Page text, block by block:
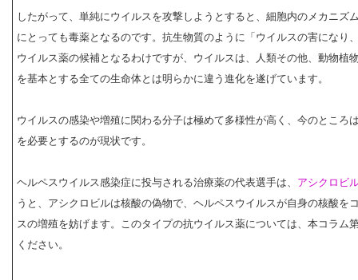
したがって、単純にウイルスを攻撃しようとすると、細胞内のメカニズ
にとっても毒薬となるのです。抗生物質のように「ウイルスの害になり
ウイルス薬の候補となるわけですが、ウイルスは、人類その他、動物植
を基本とする全ての生命体とは明らかに違う進化を遂げています。
ウイルスの感染や増殖に関わる分子は極めて多様性が高く、今のところ
を必要とするのが現状です。
ヘルペスウイルス感染症に投与される治療薬の代表選手は、 アシクロビ
うと、アシクロビルは核酸の偽物で、ヘルペスウイルスが自身の核酸を
スの増殖を妨げます。このタイプの抗ウイルス薬については、本コラム
ください。